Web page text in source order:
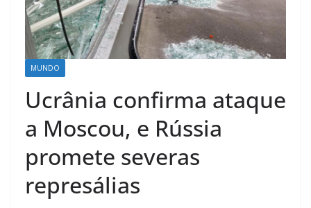
MUNDO
Ucrânia confirma ataque
a Moscou, e Rússia
promete severas
represálias